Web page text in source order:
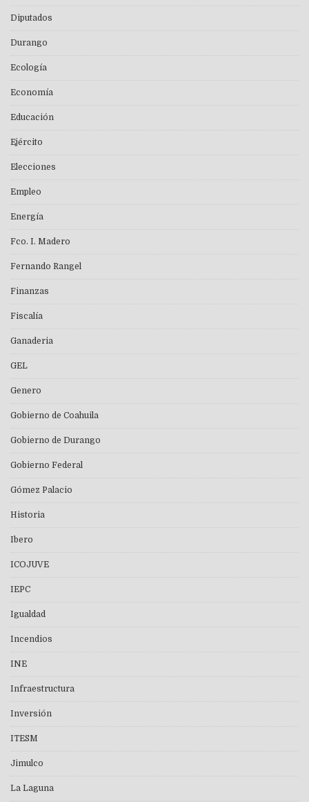
Diputados
Durango
Ecología
Economía
Educación
Ejército
Elecciones
Empleo
Energía
Fco. I. Madero
Fernando Rangel
Finanzas
Fiscalía
Ganaderia
GEL
Genero
Gobierno de Coahuila
Gobierno de Durango
Gobierno Federal
Gómez Palacio
Historia
Ibero
ICOJUVE
IEPC
Igualdad
Incendios
INE
Infraestructura
Inversión
ITESM
Jimulco
La Laguna